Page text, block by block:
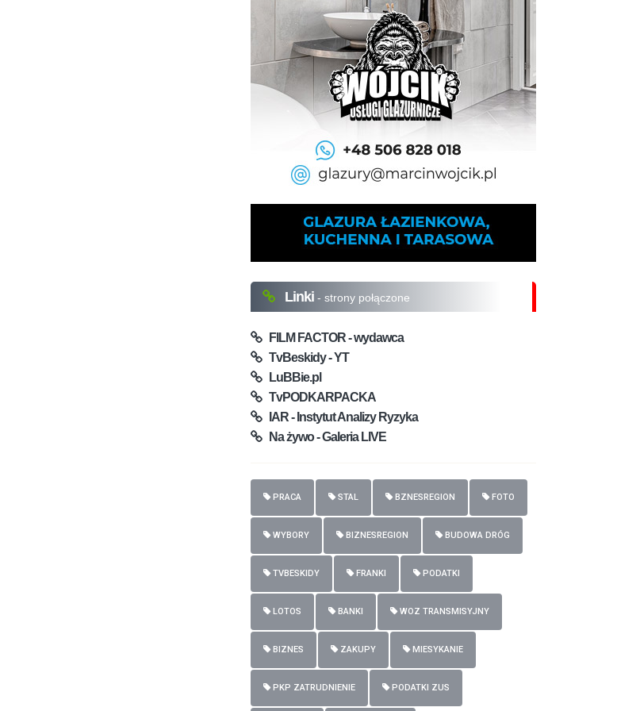
Linki - strony połączone
FILM FACTOR - wydawca
TvBeskidy - YT
LuBBie.pl
TvPODKARPACKA
IAR - Instytut Analizy Ryzyka
Na żywo - Galeria LIVE
PRACA STAL BZNESREGION FOTO
WYBORY BIZNESREGION BUDOWA DRÓG
TVBESKIDY FRANKI PODATKI
LOTOS BANKI WOZ TRANSMISYJNY
BIZNES ZAKUPY MIESYKANIE
PKP ZATRUDNIENIE PODATKI ZUS